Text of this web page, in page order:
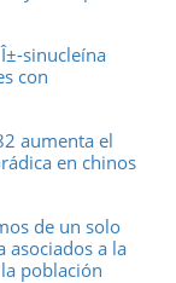
sinucleína
con
aumenta el
en chinos
de un solo
asociados a la
población